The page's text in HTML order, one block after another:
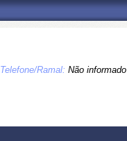
Telefone/Ramal: Não informado